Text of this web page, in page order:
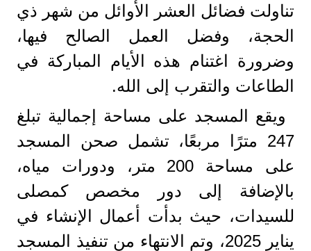
تناولت فضائل العشر الأوائل من شهر ذي
الحجة، وفضل العمل الصالح فيها،
وضرورة اغتنام هذه الأيام المباركة في
الطاعات والتقرب إلى الله.
ويقع المسجد على مساحة إجمالية تبلغ
247 مترًا مربعًا، تشمل صحن المسجد
على مساحة 200 متر، ودورات مياه،
بالإضافة إلى دور مخصص كمصلى
للسيدات، حيث بدأت أعمال الإنشاء في
يناير 2025، وتم الانتهاء من تنفيذ المسجد